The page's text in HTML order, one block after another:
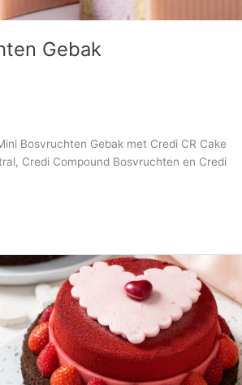
Gebak
Bosvruchten Gebak met Credi CR Cake
Credi Compound Bosvruchten en Credi